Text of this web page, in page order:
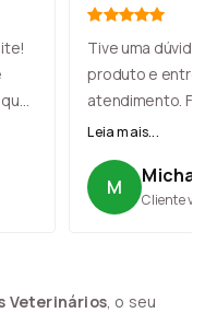
Tive uma
produto e
atendimento.
com muita
perfeito. Loja
Leia mais...
M Cliente
Veterinários, o seu